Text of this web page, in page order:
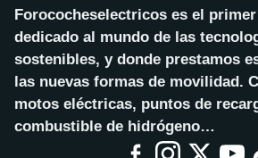
Forococheselectricos es el
dedicado al mundo de las
sostenibles, y donde prestamos
las nuevas formas de movilidad.
motos eléctricas, puntos de
combustible de hidrógeno…